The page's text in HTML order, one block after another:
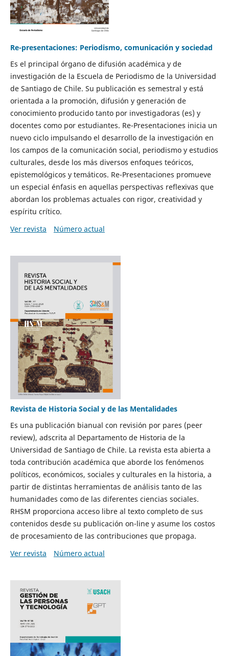
Re-presentaciones: Periodismo, comunicación y sociedad
Es el principal órgano de difusión académica y de
investigación de la Escuela de Periodismo de la Universidad
de Santiago de Chile. Su publicación es semestral y está
orientada a la promoción, difusión y generación de
conocimiento producido tanto por investigadoras (es) y
docentes como por estudiantes. Re-Presentaciones inicia un
nuevo ciclo impulsando el desarrollo de la investigación en
los campos de la comunicación social, periodismo y estudios
culturales, desde los más diversos enfoques teóricos,
epistemológicos y temáticos. Re-Presentaciones promueve
un especial énfasis en aquellas perspectivas reflexivas que
abordan los problemas actuales con rigor, creatividad y
espíritu crítico.
Ver revista
Número actual
Revista de Historia Social y de las Mentalidades
Es una publicación bianual con revisión por pares (peer
review), adscrita al Departamento de Historia de la
Universidad de Santiago de Chile. La revista esta abierta a
toda contribución académica que aborde los fenómenos
políticos, económicos, sociales y culturales en la historia, a
partir de distintas herramientas de análisis tanto de las
humanidades como de las diferentes ciencias sociales.
RHSM proporciona acceso libre al texto completo de sus
contenidos desde su publicación on-line y asume los costos
de procesamiento de las contribuciones que propaga.
Ver revista
Número actual